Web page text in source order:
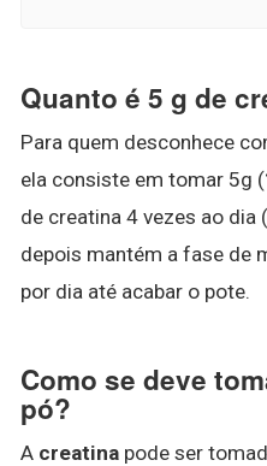
Quanto é 5 g de
Para quem desconhece
ela consiste em tomar 5g (
de creatina 4 vezes ao
depois mantém a fase de
por dia até acabar o pote.
Como se deve
pó?
A creatina pode ser